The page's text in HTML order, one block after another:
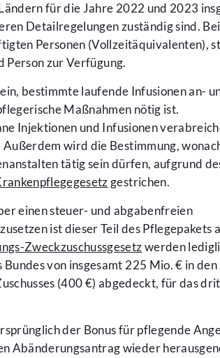
für die Jahre 2022 und 2023
Detailregelungen zuständig sind.
Personen (Vollzeitäquivalenten),
Person zur Verfügung.
bestimmte laufende Infusionen an-
Maßnahmen nötig ist.
Injektionen und Infusionen
wird die Bestimmung,
tätig sein dürfen, aufgrund
gestrichen.
einen steuer- und abgabenfreien
ist dieser Teil des Pflegepakets
Zweckzuschussgesetzwerden
von insgesamt 225 Mio. € in
(400 €) abgedeckt, für das
der Bonus für pflegende
Abänderungsantrag wieder